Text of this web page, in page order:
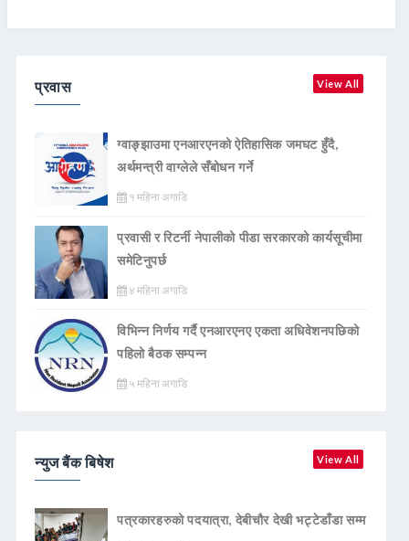
प्रवास View All
ग्वाङ्झाउमा एनआरएनको ऐतिहासिक जमघट हुँदै,
अर्थमन्त्री वाग्लेले सँबोधन गर्ने
१ महिना अगाडि
प्रवासी र रिटर्नी नेपालीको पीडा सरकारको कार्यसूचीमा
समेटिनुपर्छ
४ महिना अगाडि
विभिन्न निर्णय गर्दै एनआरएनए एकता अधिवेशनपछिको
पहिलो बैठक सम्पन्न
५ महिना अगाडि
न्युज बैंक बिषेश View All
पत्रकारहरुको पदयात्रा, देबीचौर देखी भट्टेडाँडा सम्म